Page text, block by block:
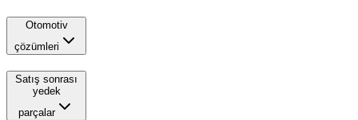
Otomotiv
çözümleri
Satış sonrası
yedek
parçalar